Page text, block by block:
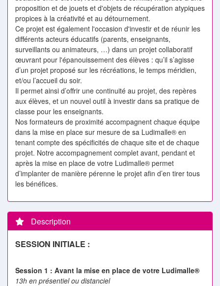
proposition et de jouets et d'objets de récupération atypiques
propices à la créativité et au détournement.
Ce projet est également l'occasion d'investir et de réunir les
différents acteurs éducatifs (parents, enseignants,
surveillants ou animateurs, …) dans un projet collaboratif
œuvrant pour l'épanouissement des élèves : qu’il s’agisse
d’un projet proposé sur les récréations, le temps méridien,
et/ou l’accueil du soir.
Il permet ainsi d’offrir une continuité au projet, des repères
aux élèves, et un nouvel outil à investir dans sa pratique de
classe pour les enseignants.
Nos formateurs de proximité accompagnent chaque équipe
dans la mise en place sur mesure de sa Ludimalle® en
tenant compte des spécificités de chaque site et de chaque
projet. Notre accompagnement complet avant, pendant et
après la mise en place de votre Ludimalle® permet
d’implanter de manière pérenne le projet afin d’en tirer tous
les bénéfices.
Description
SESSION INITIALE :
Session 1 : Avant la mise en place de votre Ludimalle®
13h en présentiel ou distanciel